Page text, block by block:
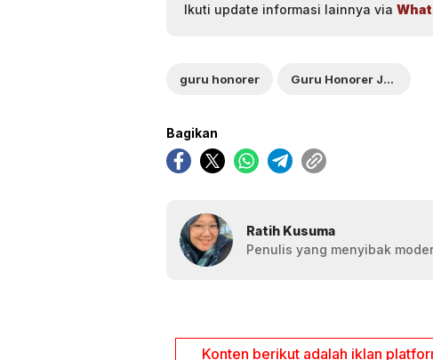
Ikuti update informasi lainnya via
guru honorer Guru Honorer Jakarta
Bagikan
Ratih Kusuma
Penulis yang menyibak